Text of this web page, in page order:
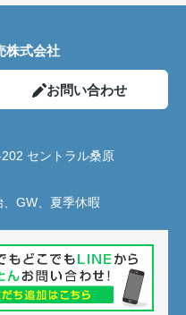
株式会社
お問い合わせ
セントラル桑原
GW、夏季休暇